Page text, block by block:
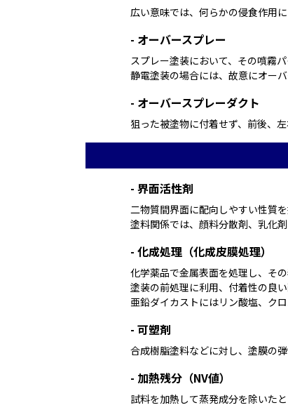
広い意味では、何らかの侵食作用
- オーバースプレー
スプレー塗装において、その噴霧
静電塗装の場合には、故意にオー
- オーバースプレーダクト
狙った被塗物に付着せず、前後、
- 界面活性剤
二物質間界面に配向しやすい性質
塗料関係では、顔料分散剤、乳化
- 化成処理（化成皮膜処理）
化学薬品で金属表面を処理し、そ
塗装の前処理に利用、付着性の良
亜鉛ダイカストにはリン酸塩、ク
- 可塑剤
合成樹脂塗料などに対し、塗膜の
- 加熱残分（NV値）
試料を加熱して蒸発成分を除いた